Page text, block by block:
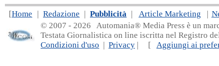
[Home | Redazione | Pubblicità | Article Marketing |
© 2007 - 2026 Automania® Media Press è un
Testata Giornalistica on line iscritta nel Registro
Condizioni d'uso | Privacy | [ Aggiungi ai